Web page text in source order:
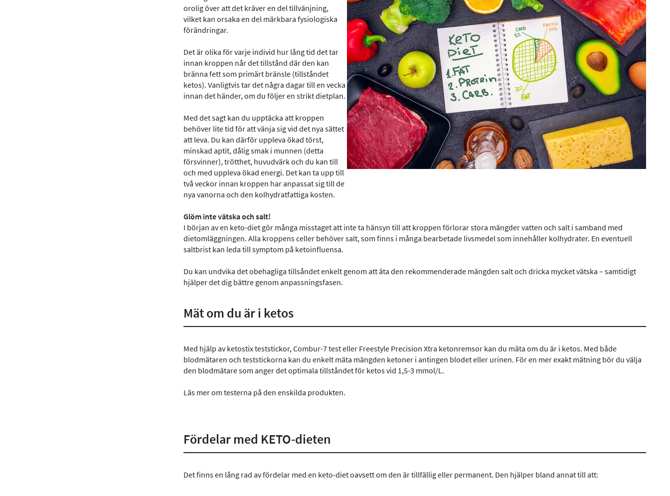
orolig över att det kräver en del tillvänjning,
vilket kan orsaka en del märkbara fysiologiska
förändringar.
Det är olika för varje individ hur lång tid det tar
innan kroppen når det tillstånd där den kan
bränna fett som primärt bränsle (tillståndet
ketos). Vanligtvis tar det några dagar till en vecka
innan det händer, om du följer en strikt dietplan.
Med det sagt kan du upptäcka att kroppen
behöver lite tid för att vänja sig vid det nya sättet
att leva. Du kan därför uppleva ökad törst,
minskad aptit, dålig smak i munnen (detta
försvinner), trötthet, huvudvärk och du kan till
och med uppleva ökad energi. Det kan ta upp till
två veckor innan kroppen har anpassat sig till de
nya vanorna och den kolhydratfattiga kosten.
Glöm inte vätska och salt!
I början av en keto-diet gör många misstaget att inte ta hänsyn till att kroppen förlorar stora mängder vatten och salt i samband med
dietomläggningen. Alla kroppens celler behöver salt, som finns i många bearbetade livsmedel som innehåller kolhydrater. En eventuell
saltbrist kan leda till symptom på ketoinfluensa.
Du kan undvika det obehagliga tillsåndet enkelt genom att äta den rekommenderade mängden salt och dricka mycket vätska – samtidigt
hjälper det dig bättre genom anpassningsfasen.
Mät om du är i ketos
Med hjälp av ketostix teststickor, Combur-7 test eller Freestyle Precision Xtra ketonremsor kan du mäta om du är i ketos. Med både
blodmätaren och teststickorna kan du enkelt mäta mängden ketoner i antingen blodet eller urinen. För en mer exakt mätning bör du välja
den blodmätare som anger det optimala tillståndet för ketos vid 1,5-3 mmol/L.
Läs mer om testerna på den enskilda produkten.
Fördelar med KETO-dieten
Det finns en lång rad av fördelar med en keto-diet oavsett om den är tillfällig eller permanent. Den hjälper bland annat till att: